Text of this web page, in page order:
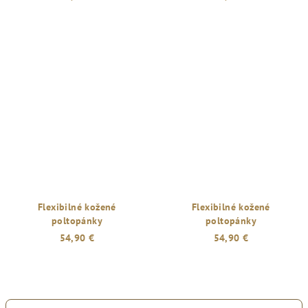
Flexibilné kožené
poltopánky
54,90 €
Flexibilné kožené
poltopánky
54,90 €